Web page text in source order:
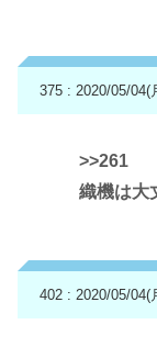
375 : 2020/05/04(
>>261
織機は大
402 : 2020/05/04(